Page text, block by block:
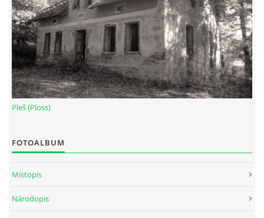
Pleš (Ploss)
FOTOALBUM
Místopis
Národopis